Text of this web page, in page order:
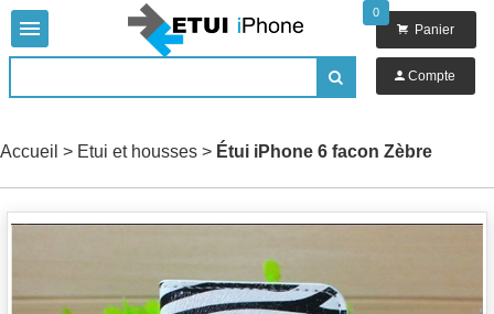


0
 Panier
 Compte
Accueil > Etui et housses > Étui iPhone 6 facon Zèbre